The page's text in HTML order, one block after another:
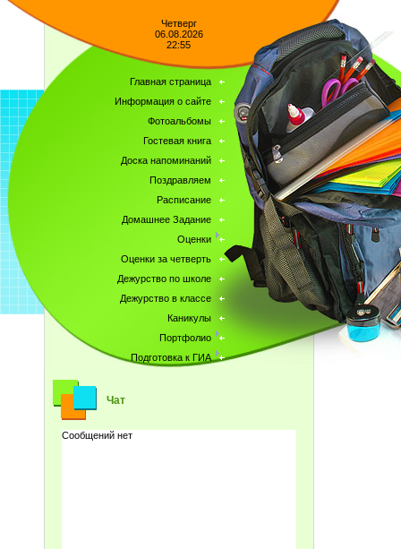
Четверг
06.08.2026
22:55
Главная страница
Информация о сайте
Фотоальбомы
Гостевая книга
Доска напоминаний
Поздравляем
Расписание
Домашнее Задание
Оценки
Оценки за четверть
Дежурство по школе
Дежурство в классе
Каникулы
Портфолио
Подготовка к ГИА
Чат